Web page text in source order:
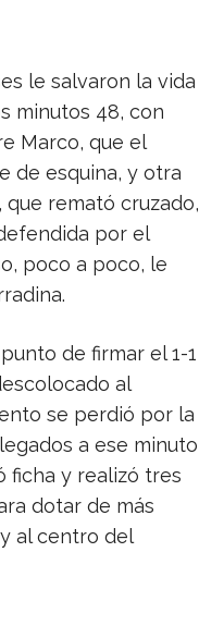
le salvaron la vida
minutos 48, con
Marco, que el
de esquina, y otra
que remató cruzado,
por el
poco a poco, le
de firmar el 1-1
al
se perdió por la
a ese minuto
ficha y realizó tres
dotar de más
al centro del